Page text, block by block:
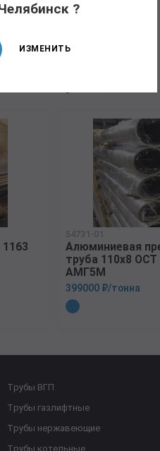
54731-01
Алюминиевая
труба 110х8 ОСТ
АМГ5М
399000 ₽/тонна
Трубы ВГП
Трубы газлифтные
Трубы нержавеющие
Трубы котельные
?
ИЗМЕНИТЬ